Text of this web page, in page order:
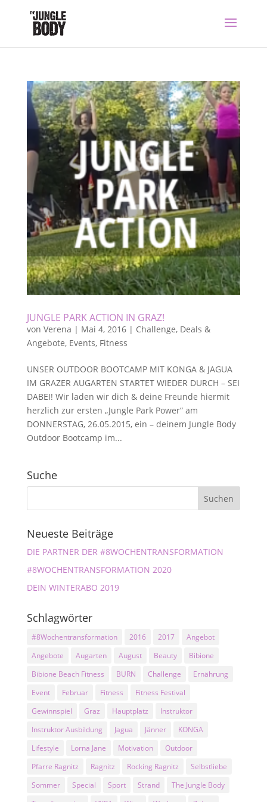
JUNGLE PARK ACTION IN GRAZ!
von Verena | Mai 4, 2016| Challenge, Deals &
Angebote, Events, Fitness
UNSER OUTDOOR BOOTCAMP MIT KONGA & JAGUA
IM GRAZER AUGARTEN STARTET WIEDER DURCH – SEI
DABEI! Wir laden wir dich & deine Freunde hiermit
herzlich zur ersten „Jungle Park Power“ am
DONNERSTAG, 26.05.2015, ein – deinem Jungle Body
Outdoor Bootcamp im...
Suche
Neueste Beiträge
DIE PARTNER DER #8WOCHENTRANSFORMATION
#8WOCHENTRANSFORMATION 2020
DEIN WINTERABO 2019
Schlagwörter
#8Wochentransformation 2016 2017
Angebot
Angebote
Augarten August Beauty
Bibione
Bibione Beach Fitness
BURN Challenge
Ernährung
Event
Februar Fitness
Fitness Festival
Gewinnspiel
Graz Hauptplatz
Instruktor
Instruktor Ausbildung
Jagua Jänner
KONGA
Lifestyle
Lorna Jane Motivation
Outdoor
Pfarre Ragnitz
Ragnitz Rocking Ragnitz
Selbstliebe
Sommer
Special Sport Strand
The Jungle Body